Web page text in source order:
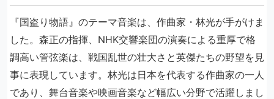
『国盗り物語』のテーマ音楽は、作曲家・林光が手がけま
した。森正の指揮、NHK交響楽団の演奏による重厚で格
調高い管弦楽は、戦国乱世の壮大さと英傑たちの野望を見
事に表現しています。林光は日本を代表する作曲家の一人
であり、舞台音楽や映画音楽など幅広い分野で活躍しまし